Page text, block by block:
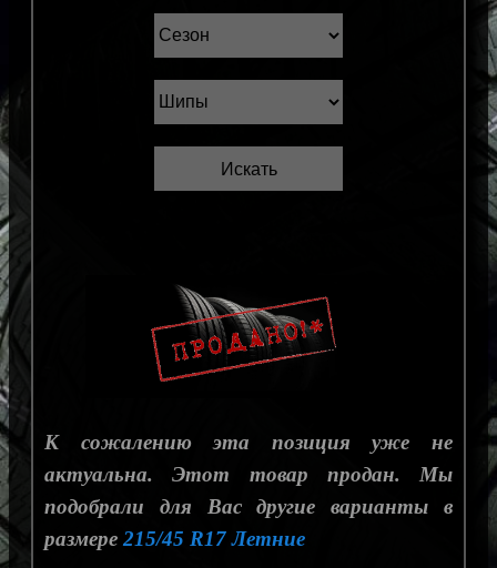
К сожалению эта позиция уже не
актуальна. Этот товар продан. Мы
подобрали для Вас другие варианты в
размере215/45 R17 Летние